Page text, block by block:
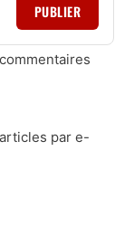
PUBLIER
par e-